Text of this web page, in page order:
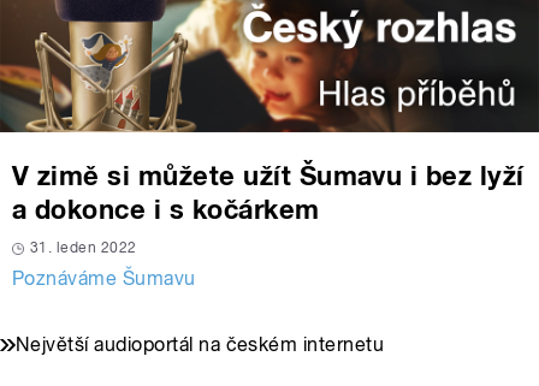
V zimě si můžete užít Šumavu i bez lyží
a dokonce i s kočárkem
31. leden 2022
Poznáváme Šumavu
Největší audioportál na českém internetu